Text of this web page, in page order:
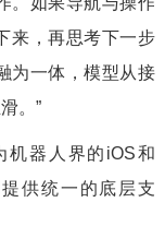
来，再思考下一步
为一体，模型从接
。”
机器人界的iOS和
供统一的底层支